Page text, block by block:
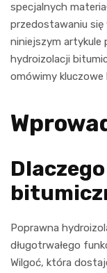
specjalnych
przedostawaniu się
niniejszym artykule
hydroizolacji
omówimy kluczowe
Poprawna
długotrwałego
Wilgoć, która